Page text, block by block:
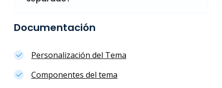
Documentación
Personalización del Tema
Componentes del tema